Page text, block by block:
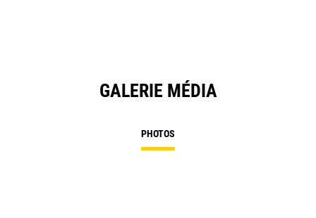
GALERIE MÉDIA
PHOTOS